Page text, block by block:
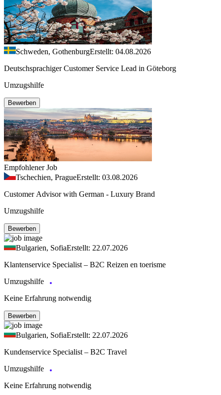
Schweden, GothenburgErstellt: 04.08.2026
Deutschsprachiger Customer Service Lead in Göteborg
Umzugshilfe
Bewerben
Empfohlener Job
Tschechien, PragueErstellt: 03.08.2026
Customer Advisor with German - Luxury Brand
Umzugshilfe
Bewerben
Bulgarien, SofiaErstellt: 22.07.2026
Klantenservice Specialist – B2C Reizen en toerisme
Umzugshilfe
Keine Erfahrung notwendig
Bewerben
Bulgarien, SofiaErstellt: 22.07.2026
Kundenservice Specialist – B2C Travel
Umzugshilfe
Keine Erfahrung notwendig